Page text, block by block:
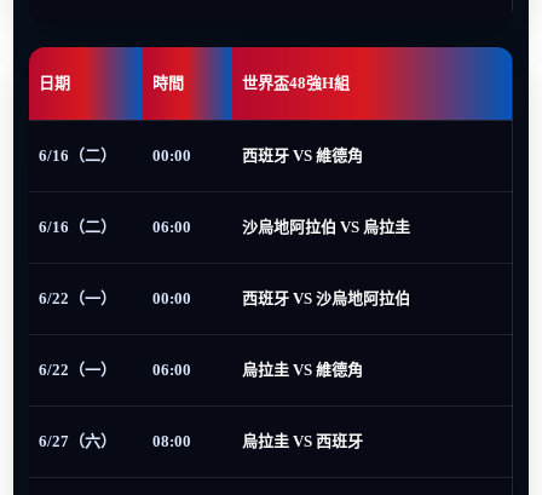
日期 時間 世界盃48強H組
6/16（二） 00:00 西班牙 VS 維德角
6/16（二） 06:00 沙烏地阿拉伯 VS 烏拉圭
6/22（一） 00:00 西班牙 VS 沙烏地阿拉伯
6/22（一） 06:00 烏拉圭 VS 維德角
6/27（六） 08:00 烏拉圭 VS 西班牙